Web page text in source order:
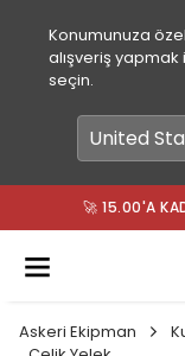
Konumunuza
alışveriş
seçin.
🚀 15.00'A
Askeri Ekipman